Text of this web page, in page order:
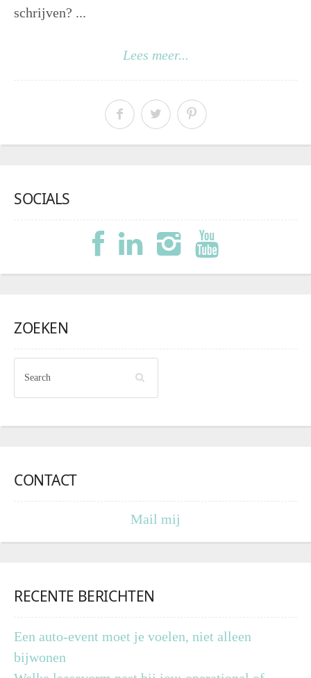
schrijven? ...
Lees meer...
SOCIALS
ZOEKEN
CONTACT
Mail mij
RECENTE BERICHTEN
Een auto-event moet je voelen, niet alleen
bijwonen